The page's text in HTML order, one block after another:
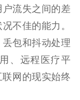
流失之间的差
不佳的能力。
包和抖动处理
、远程医疗平
网的现实始终